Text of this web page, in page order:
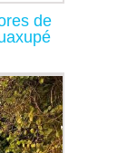
de